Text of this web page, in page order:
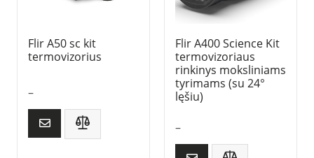
Flir A50 sc kit
termovizorius
–
Flir A400 Science Kit
termovizoriaus
rinkinys moksliniams
tyrimams (su 24°
lęšiu)
–